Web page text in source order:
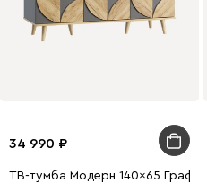
34 990
ТВ-тумба Модерн 140x65